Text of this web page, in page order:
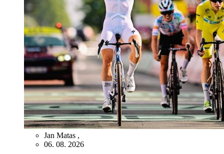
Jan Matas ,
06. 08. 2026